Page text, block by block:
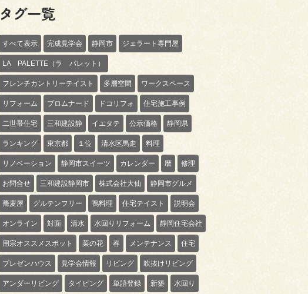
タグ一覧
すべて表示 完成見学会 静岡市 ジェラート専門屋
LA PALETTE（ラ パレット）
フレンチカントリーテイスト 多層空間 ワークスペース
リフォーム プロムナード ドコリフォ 住宅施工事例
二世帯住宅 三和建設静 イエタテ 公示価格 静岡県
ランキング 東京都 １位 清水区馬走 料理
リノベーション 静岡市スイーツ カレンダー 暦 修理
お問合せ 三和建設静岡市 株式会社大仙 静岡市グルメ
蕎麦屋 グルテンフリー 鴨料理 住宅テイスト 説明会
オンライン 対面 清水 水回りリフォーム 静岡住宅会社
用宗オススメスポット 菜の花 春 メンテナンス 住宅
プレゼンハウス 見学会情報 リビング 吹抜けリビング
アンダーリビング タイピング 単語登録 新築 水回り